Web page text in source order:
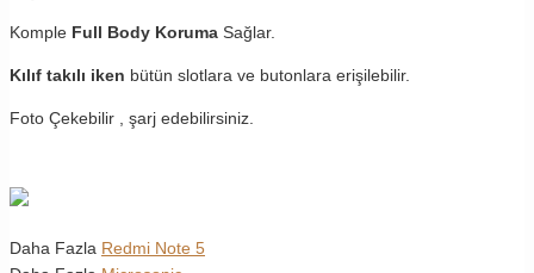
Komple Full Body Koruma Sağlar.
Kılıf takılı iken bütün slotlara ve butonlara erişilebilir.
Foto Çekebilir , şarj edebilirsiniz.
Daha Fazla Redmi Note 5